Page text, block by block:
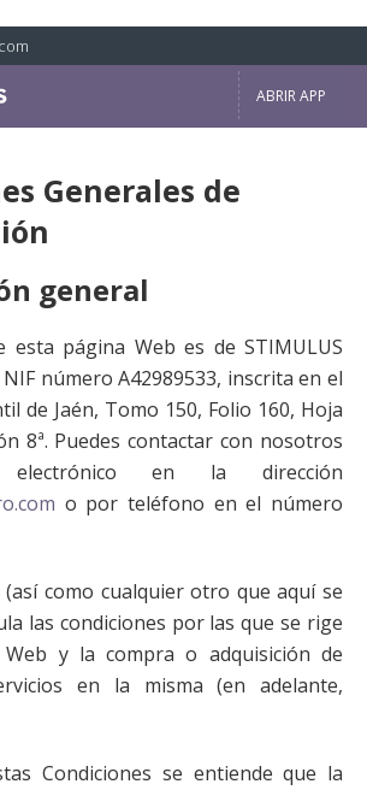
ABRIR APP
Generales de
general
esta página Web es de STIMULUS
NIF número A42989533, inscrita en el
de Jaén, Tomo 150, Folio 160, Hoja
8ª. Puedes contactar con nosotros
en la dirección
o por teléfono en el número
(así como cualquier otro que aquí se
las condiciones por las que se rige
y la compra o adquisición de
en la misma (en adelante,
Condiciones se entiende que la